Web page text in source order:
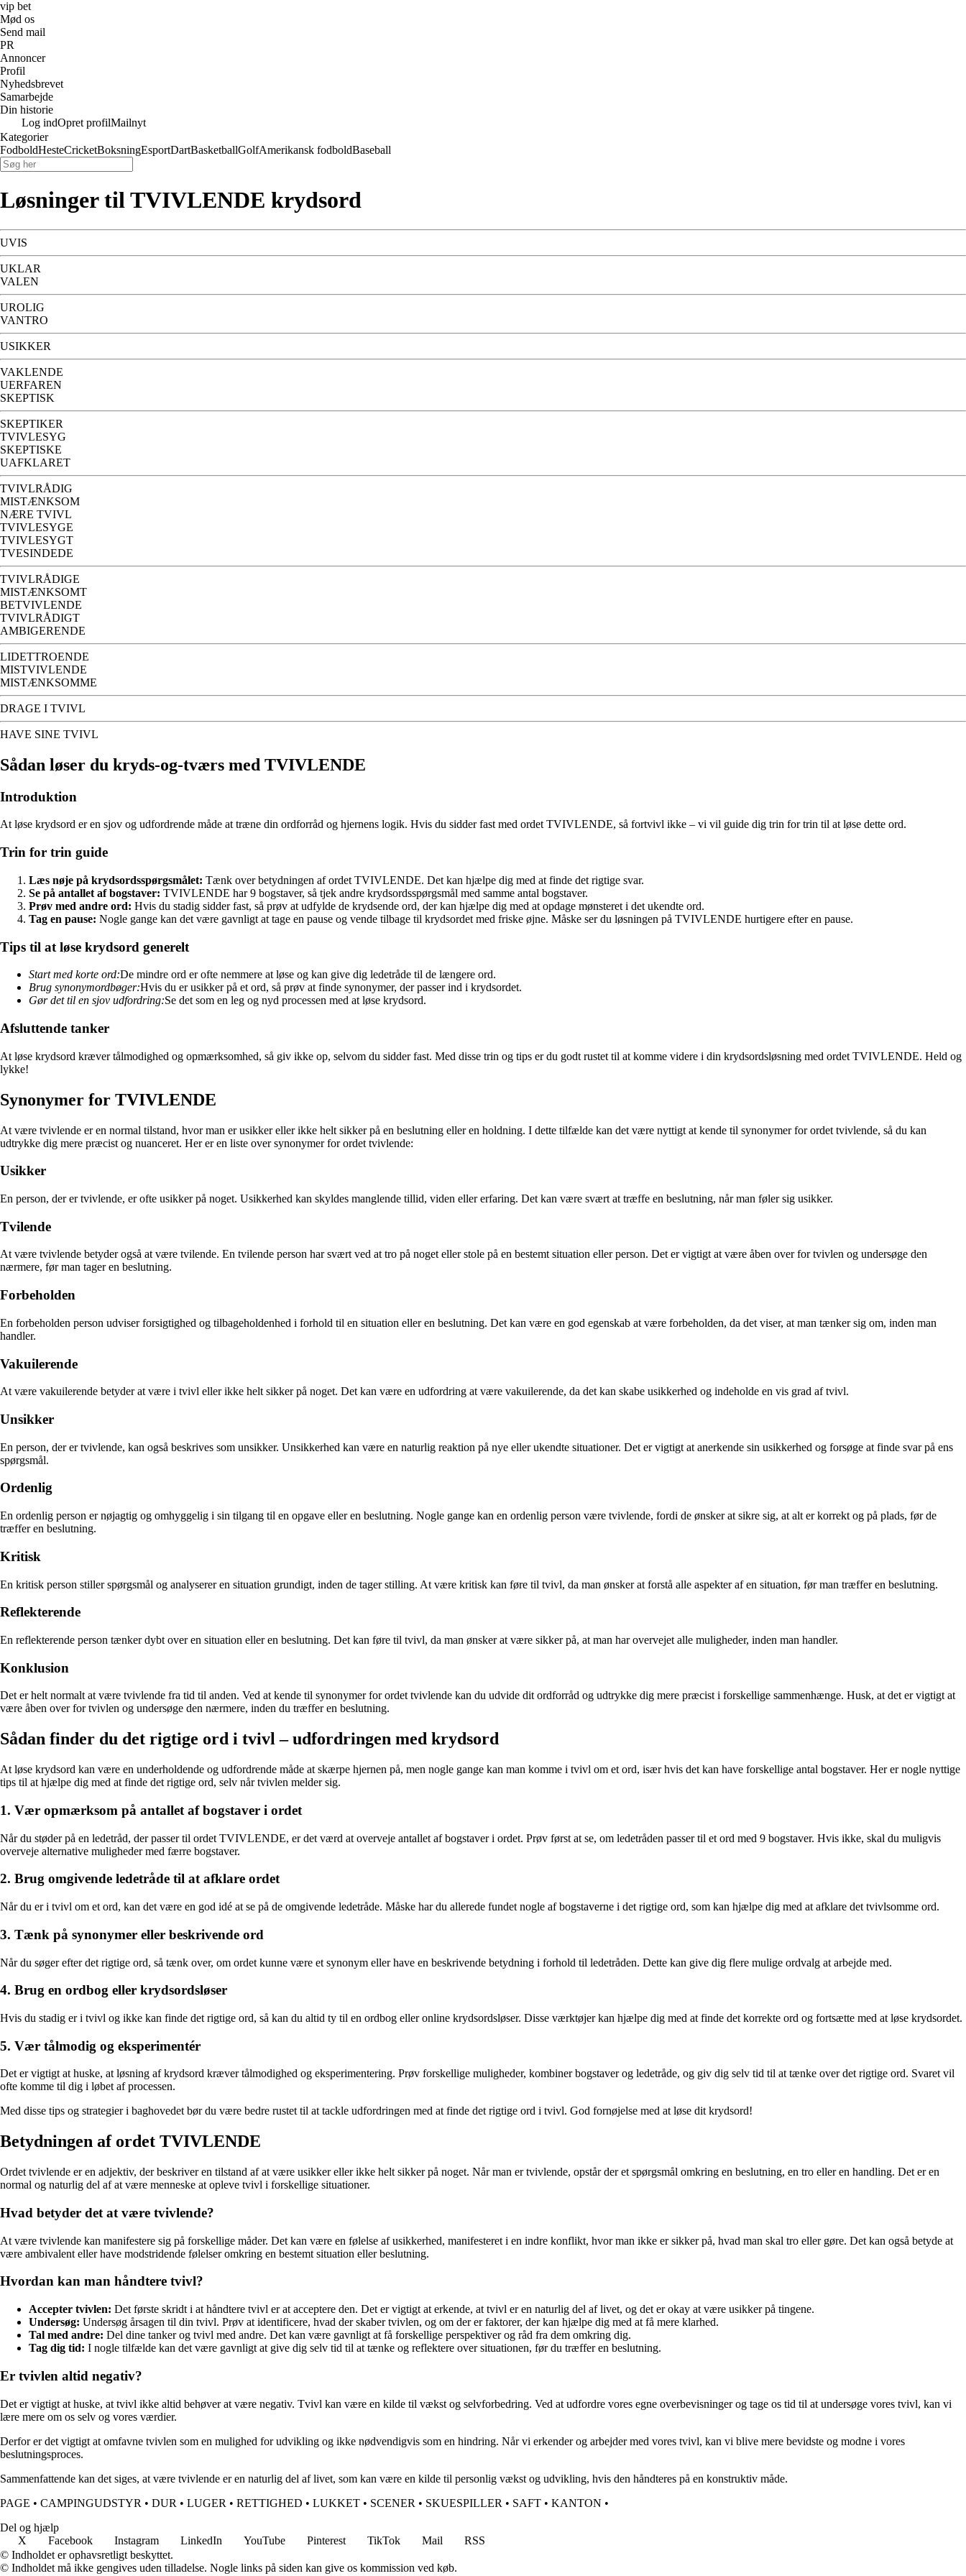
vip bet
Mød os
Send mail
PR
Annoncer
Profil
Nyhedsbrevet
Samarbejde
Din historie
Log indOpret profilMailnyt
Kategorier
FodboldHesteCricketBoksningEsportDartBasketballGolfAmerikansk fodboldBaseball
Løsninger til TVIVLENDE krydsord
UVIS
UKLAR
VALEN
UROLIG
VANTRO
USIKKER
VAKLENDE
UERFAREN
SKEPTISK
SKEPTIKER
TVIVLESYG
SKEPTISKE
UAFKLARET
TVIVLRÅDIG
MISTÆNKSOM
NÆRE TVIVL
TVIVLESYGE
TVIVLESYGT
TVESINDEDE
TVIVLRÅDIGE
MISTÆNKSOMT
BETVIVLENDE
TVIVLRÅDIGT
AMBIGERENDE
LIDETTROENDE
MISTVIVLENDE
MISTÆNKSOMME
DRAGE I TVIVL
HAVE SINE TVIVL
Sådan løser du kryds-og-tværs med TVIVLENDE
Introduktion
At løse krydsord er en sjov og udfordrende måde at træne din ordforråd og hjernens logik. Hvis du sidder fast med ordet TVIVLENDE, så fortvivl ikke – vi vil guide dig trin for trin til at løse dette ord.
Trin for trin guide
Læs nøje på krydsordsspørgsmålet: Tænk over betydningen af ordet TVIVLENDE. Det kan hjælpe dig med at finde det rigtige svar.
Se på antallet af bogstaver: TVIVLENDE har 9 bogstaver, så tjek andre krydsordsspørgsmål med samme antal bogstaver.
Prøv med andre ord: Hvis du stadig sidder fast, så prøv at udfylde de krydsende ord, der kan hjælpe dig med at opdage mønsteret i det ukendte ord.
Tag en pause: Nogle gange kan det være gavnligt at tage en pause og vende tilbage til krydsordet med friske øjne. Måske ser du løsningen på TVIVLENDE hurtigere efter en pause.
Tips til at løse krydsord generelt
Start med korte ord:De mindre ord er ofte nemmere at løse og kan give dig ledetråde til de længere ord.
Brug synonymordbøger:Hvis du er usikker på et ord, så prøv at finde synonymer, der passer ind i krydsordet.
Gør det til en sjov udfordring:Se det som en leg og nyd processen med at løse krydsord.
Afsluttende tanker
At løse krydsord kræver tålmodighed og opmærksomhed, så giv ikke op, selvom du sidder fast. Med disse trin og tips er du godt rustet til at komme videre i din krydsordsløsning med ordet TVIVLENDE. Held og
lykke!
Synonymer for TVIVLENDE
At være tvivlende er en normal tilstand, hvor man er usikker eller ikke helt sikker på en beslutning eller en holdning. I dette tilfælde kan det være nyttigt at kende til synonymer for ordet tvivlende, så du kan
udtrykke dig mere præcist og nuanceret. Her er en liste over synonymer for ordet tvivlende:
Usikker
En person, der er tvivlende, er ofte usikker på noget. Usikkerhed kan skyldes manglende tillid, viden eller erfaring. Det kan være svært at træffe en beslutning, når man føler sig usikker.
Tvilende
At være tvivlende betyder også at være tvilende. En tvilende person har svært ved at tro på noget eller stole på en bestemt situation eller person. Det er vigtigt at være åben over for tvivlen og undersøge den
nærmere, før man tager en beslutning.
Forbeholden
En forbeholden person udviser forsigtighed og tilbageholdenhed i forhold til en situation eller en beslutning. Det kan være en god egenskab at være forbeholden, da det viser, at man tænker sig om, inden man
handler.
Vakuilerende
At være vakuilerende betyder at være i tvivl eller ikke helt sikker på noget. Det kan være en udfordring at være vakuilerende, da det kan skabe usikkerhed og indeholde en vis grad af tvivl.
Unsikker
En person, der er tvivlende, kan også beskrives som unsikker. Unsikkerhed kan være en naturlig reaktion på nye eller ukendte situationer. Det er vigtigt at anerkende sin usikkerhed og forsøge at finde svar på ens
spørgsmål.
Ordenlig
En ordenlig person er nøjagtig og omhyggelig i sin tilgang til en opgave eller en beslutning. Nogle gange kan en ordenlig person være tvivlende, fordi de ønsker at sikre sig, at alt er korrekt og på plads, før de
træffer en beslutning.
Kritisk
En kritisk person stiller spørgsmål og analyserer en situation grundigt, inden de tager stilling. At være kritisk kan føre til tvivl, da man ønsker at forstå alle aspekter af en situation, før man træffer en beslutning.
Reflekterende
En reflekterende person tænker dybt over en situation eller en beslutning. Det kan føre til tvivl, da man ønsker at være sikker på, at man har overvejet alle muligheder, inden man handler.
Konklusion
Det er helt normalt at være tvivlende fra tid til anden. Ved at kende til synonymer for ordet tvivlende kan du udvide dit ordforråd og udtrykke dig mere præcist i forskellige sammenhænge. Husk, at det er vigtigt at
være åben over for tvivlen og undersøge den nærmere, inden du træffer en beslutning.
Sådan finder du det rigtige ord i tvivl – udfordringen med krydsord
At løse krydsord kan være en underholdende og udfordrende måde at skærpe hjernen på, men nogle gange kan man komme i tvivl om et ord, især hvis det kan have forskellige antal bogstaver. Her er nogle nyttige
tips til at hjælpe dig med at finde det rigtige ord, selv når tvivlen melder sig.
1. Vær opmærksom på antallet af bogstaver i ordet
Når du støder på en ledetråd, der passer til ordet TVIVLENDE, er det værd at overveje antallet af bogstaver i ordet. Prøv først at se, om ledetråden passer til et ord med 9 bogstaver. Hvis ikke, skal du muligvis
overveje alternative muligheder med færre bogstaver.
2. Brug omgivende ledetråde til at afklare ordet
Når du er i tvivl om et ord, kan det være en god idé at se på de omgivende ledetråde. Måske har du allerede fundet nogle af bogstaverne i det rigtige ord, som kan hjælpe dig med at afklare det tvivlsomme ord.
3. Tænk på synonymer eller beskrivende ord
Når du søger efter det rigtige ord, så tænk over, om ordet kunne være et synonym eller have en beskrivende betydning i forhold til ledetråden. Dette kan give dig flere mulige ordvalg at arbejde med.
4. Brug en ordbog eller krydsordsløser
Hvis du stadig er i tvivl og ikke kan finde det rigtige ord, så kan du altid ty til en ordbog eller online krydsordsløser. Disse værktøjer kan hjælpe dig med at finde det korrekte ord og fortsætte med at løse krydsordet.
5. Vær tålmodig og eksperimentér
Det er vigtigt at huske, at løsning af krydsord kræver tålmodighed og eksperimentering. Prøv forskellige muligheder, kombiner bogstaver og ledetråde, og giv dig selv tid til at tænke over det rigtige ord. Svaret vil
ofte komme til dig i løbet af processen.
Med disse tips og strategier i baghovedet bør du være bedre rustet til at tackle udfordringen med at finde det rigtige ord i tvivl. God fornøjelse med at løse dit krydsord!
Betydningen af ordet TVIVLENDE
Ordet tvivlende er en adjektiv, der beskriver en tilstand af at være usikker eller ikke helt sikker på noget. Når man er tvivlende, opstår der et spørgsmål omkring en beslutning, en tro eller en handling. Det er en
normal og naturlig del af at være menneske at opleve tvivl i forskellige situationer.
Hvad betyder det at være tvivlende?
At være tvivlende kan manifestere sig på forskellige måder. Det kan være en følelse af usikkerhed, manifesteret i en indre konflikt, hvor man ikke er sikker på, hvad man skal tro eller gøre. Det kan også betyde at
være ambivalent eller have modstridende følelser omkring en bestemt situation eller beslutning.
Hvordan kan man håndtere tvivl?
Accepter tvivlen: Det første skridt i at håndtere tvivl er at acceptere den. Det er vigtigt at erkende, at tvivl er en naturlig del af livet, og det er okay at være usikker på tingene.
Undersøg: Undersøg årsagen til din tvivl. Prøv at identificere, hvad der skaber tvivlen, og om der er faktorer, der kan hjælpe dig med at få mere klarhed.
Tal med andre: Del dine tanker og tvivl med andre. Det kan være gavnligt at få forskellige perspektiver og råd fra dem omkring dig.
Tag dig tid: I nogle tilfælde kan det være gavnligt at give dig selv tid til at tænke og reflektere over situationen, før du træffer en beslutning.
Er tvivlen altid negativ?
Det er vigtigt at huske, at tvivl ikke altid behøver at være negativ. Tvivl kan være en kilde til vækst og selvforbedring. Ved at udfordre vores egne overbevisninger og tage os tid til at undersøge vores tvivl, kan vi
lære mere om os selv og vores værdier.
Derfor er det vigtigt at omfavne tvivlen som en mulighed for udvikling og ikke nødvendigvis som en hindring. Når vi erkender og arbejder med vores tvivl, kan vi blive mere bevidste og modne i vores
beslutningsproces.
Sammenfattende kan det siges, at være tvivlende er en naturlig del af livet, som kan være en kilde til personlig vækst og udvikling, hvis den håndteres på en konstruktiv måde.
PAGE • CAMPINGUDSTYR • DUR • LUGER • RETTIGHED • LUKKET • SCENER • SKUESPILLER • SAFT • KANTON •
Del og hjælp
X
Facebook Instagram LinkedIn YouTube Pinterest TikTok Mail
RSS
© Indholdet er ophavsretligt beskyttet.
© Indholdet må ikke gengives uden tilladelse. Nogle links på siden kan give os kommission ved køb.